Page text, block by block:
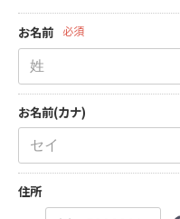
お名前 必須
お名前(カナ)
住所